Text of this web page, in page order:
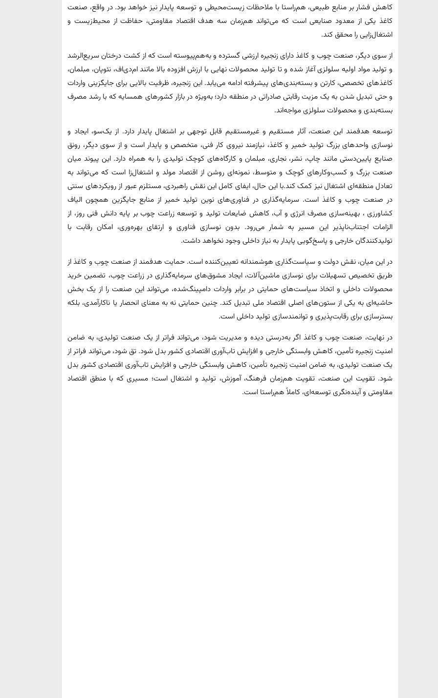
کاهش فشار بر منابع طبیعی، هم‌راستا با ملاحظات زیست‌محیطی و توسعه پایدار نیز خواهد بود. در واقع، صنعت
کاغذ یکی از معدود صنایعی است که می‌تواند هم‌زمان سه هدف اقتصاد مقاومتی، حفاظت از محیط‌زیست و
اشتغال‌زایی را محقق کند.
از سوی دیگر، صنعت چوب و کاغذ دارای زنجیره ارزشی گسترده و به‌هم‌پیوسته است که از کشت درختان سریع‌الرشد
و تولید مواد اولیه سلولزی آغاز شده و تا تولید محصولات نهایی با ارزش افزوده بالا مانند ام‌دی‌اف، نئوپان، مبلمان،
کاغذهای تخصصی، کارتن و بسته‌بندی‌های پیشرفته ادامه می‌یابد. این زنجیره، ظرفیت بالایی برای جایگزینی واردات
و حتی تبدیل شدن به یک مزیت رقابتی صادراتی در منطقه دارد؛ به‌ویژه در بازار کشورهای همسایه که با رشد مصرف
بسته‌بندی و محصولات سلولزی مواجه‌اند.
توسعه هدفمند این صنعت، آثار مستقیم و غیرمستقیم قابل توجهی بر اشتغال پایدار دارد. از یک‌سو، ایجاد و
نوسازی واحدهای بزرگ تولید خمیر و کاغذ، نیازمند نیروی کار فنی، متخصص و پایدار است و از سوی دیگر، رونق
صنایع پایین‌دستی مانند چاپ، نشر، نجاری، مبلمان و کارگاه‌های کوچک تولیدی را به همراه دارد. این پیوند میان
صنعت بزرگ و کسب‌وکارهای کوچک و متوسط، نمونه‌ای روشن از اقتصاد مولد و اشتغال‌زا است که می‌تواند به
تعادل منطقه‌ای اشتغال نیز کمک کند.با این حال، ایفای کامل این نقش راهبردی، مستلزم عبور از رویکردهای سنتی
در صنعت چوب و کاغذ است. سرمایه‌گذاری در فناوری‌های نوین تولید خمیر از منابع جایگزین همچون الیاف
کشاورزی ، بهینه‌سازی مصرف انرژی و آب، کاهش ضایعات تولید و توسعه زراعت چوب بر پایه دانش فنی روز، از
الزامات اجتناب‌ناپذیر این مسیر به شمار می‌رود. بدون نوسازی فناوری و ارتقای بهره‌وری، امکان رقابت با
تولیدکنندگان خارجی و پاسخ‌گویی پایدار به نیاز داخلی وجود نخواهد داشت.
در این میان، نقش دولت و سیاست‌گذاری هوشمندانه تعیین‌کننده است. حمایت هدفمند از صنعت چوب و کاغذ از
طریق تخصیص تسهیلات برای نوسازی ماشین‌آلات، ایجاد مشوق‌های سرمایه‌گذاری در زراعت چوب، تضمین خرید
محصولات داخلی و اتخاذ سیاست‌های حمایتی در برابر واردات دامپینگ‌شده، می‌تواند این صنعت را از یک بخش
حاشیه‌ای به یکی از ستون‌های اصلی اقتصاد ملی تبدیل کند. چنین حمایتی نه به معنای انحصار یا ناکارآمدی، بلکه
بسترسازی برای رقابت‌پذیری و توانمندسازی تولید داخلی است.
در نهایت، صنعت چوب و کاغذ اگر به‌درستی دیده و مدیریت شود، می‌تواند فراتر از یک صنعت تولیدی، به ضامن
امنیت زنجیره تأمین، کاهش وابستگی خارجی و افزایش تاب‌آوری اقتصادی کشور بدل شود. تق شود، می‌تواند فراتر از
یک صنعت تولیدی، به ضامن امنیت زنجیره تأمین، کاهش وابستگی خارجی و افزایش تاب‌آوری اقتصادی کشور بدل
شود. تقویت این صنعت، تقویت هم‌زمان فرهنگ، آموزش، تولید و اشتغال است؛ مسیری که با منطق اقتصاد
مقاومتی و آینده‌نگری توسعه‌ای، کاملاً هم‌راستا است.